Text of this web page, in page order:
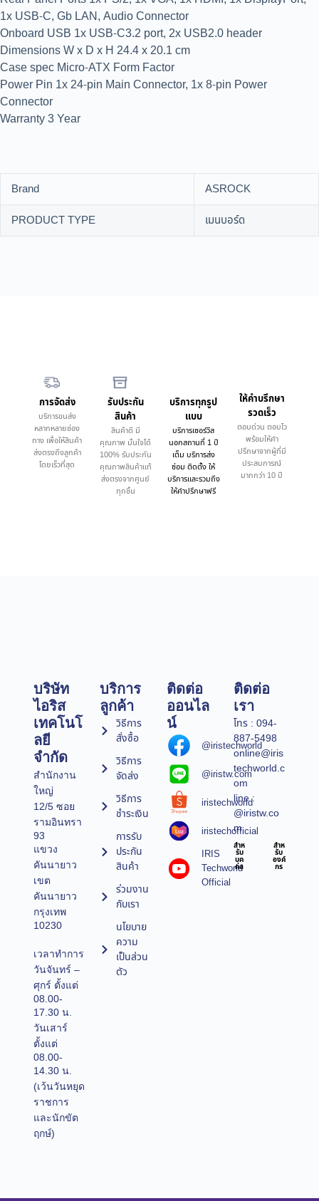
1x USB-C, Gb LAN, Audio Connector
Onboard USB 1x USB-C3.2 port, 2x USB2.0 header
Dimensions W x D x H 24.4 x 20.1 cm
Case spec Micro-ATX Form Factor
Power Pin 1x 24-pin Main Connector, 1x 8-pin Power
Connector
Warranty 3 Year
Brand
ASROCK
PRODUCT TYPE
เมนบอร์ด
การจัดส่ง
บริการขนส่ง
หลากหลายช่อง
ทาง เพื่อให้สินค้า
ส่งตรงถึงลูกค้า
โดยเร็วที่สุด
รับประกัน
สินค้า
สินค้าดี มี
คุณภาพ มั่นใจได้
100% รับประกัน
คุณภาพสินค้าแท้
ส่งตรงจากศูนย์
ทุกชิ้น
บริการทุกรูป
แบบ
บริการเซอร์วิส
นอกสถานที่ 1 ปี
เต็ม บริการส่ง
ซ่อม ติดตั้ง ให้
บริการและรวมถึง
ให้คำปรึกษาฟรี
ให้คำบรึกษา
รวดเร็ว
ตอบด่วน ตอบไว
พร้อมให้คำ
ปรึกษาจากผู้ที่มี
ประสบการณ์
มากกว่า 10 ปี
บริษัท
ไอริส
เทคโนโ
ลยี
จำกัด
สำนักงาน
ใหญ่
12/5 ซอย
รามอินทรา
93
แขวง
คันนายาว
เขต
คันนายาว
กรุงเทพ
10230
เวลาทำการ
วันจันทร์ –
ศุกร์ ตั้งแต่
08.00-
17.30 น.
วันเสาร์
ตั้งแต่
08.00-
14.30 น.
(เว้นวันหยุด
ราชการ
และนักขัต
ฤกษ์)
บริการ
ลูกค้า
วิธีการ
สั่งซื้อ
วิธีการ
จัดส่ง
วิธีการ
ชำระเงิน
การรับ
ประกัน
สินค้า
ร่วมงาน
กับเรา
นโยบาย
ความ
เป็นส่วน
ตัว
ติดต่อ
ออนไล
น์
@iristechworld
@iristw.com
iristechworld
iristechofficial
IRIS
Techworld
Official
ติดต่อ
เรา
โทร : 094-
887-5498
online@iris
techworld.c
om
line :
@iristw.co
m
สำห
รับ
บุค
คล
สำห
รับ
องค์
กร